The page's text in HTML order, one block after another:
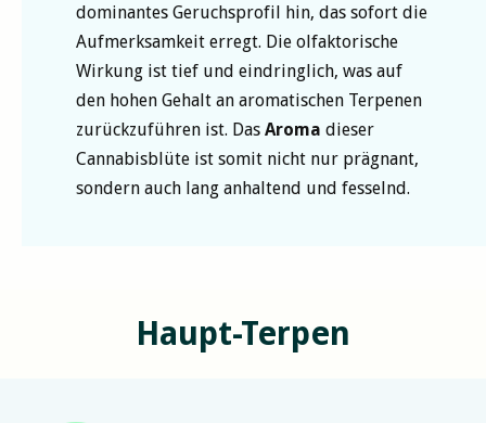
dominantes Geruchsprofil hin, das sofort die
Aufmerksamkeit erregt. Die olfaktorische
Wirkung ist tief und eindringlich, was auf
den hohen Gehalt an aromatischen Terpenen
zurückzuführen ist. Das Aroma dieser
Cannabisblüte ist somit nicht nur prägnant,
sondern auch lang anhaltend und fesselnd.
Haupt-Terpen